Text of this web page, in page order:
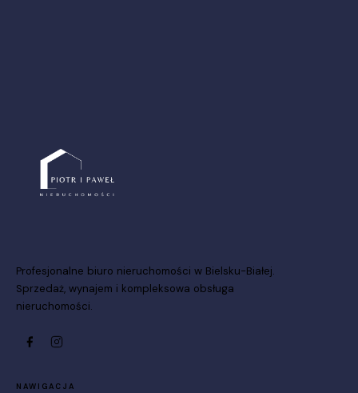
Profesjonalne biuro nieruchomości w Bielsku-Białej.
Sprzedaż, wynajem i kompleksowa obsługa
nieruchomości.
NAWIGACJA